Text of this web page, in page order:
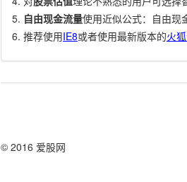
自由现金流量使用近似公式：自由现
推荐使用IE8或者使用最新版本的火
© 2016 爱股网